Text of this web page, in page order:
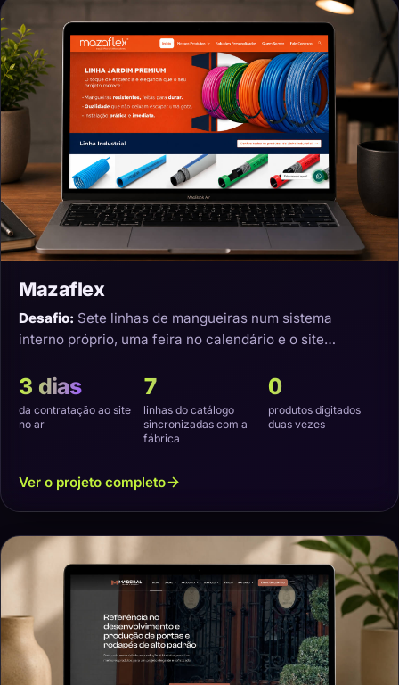
Mazaflex
Desafio: Sete linhas de mangueiras num sistema
interno próprio, uma feira no calendário e o site
3 dias
da contratação ao site
no ar
7
linhas do catálogo
sincronizadas com a
fábrica
0
produtos digitados
duas vezes
Ver o projeto completo